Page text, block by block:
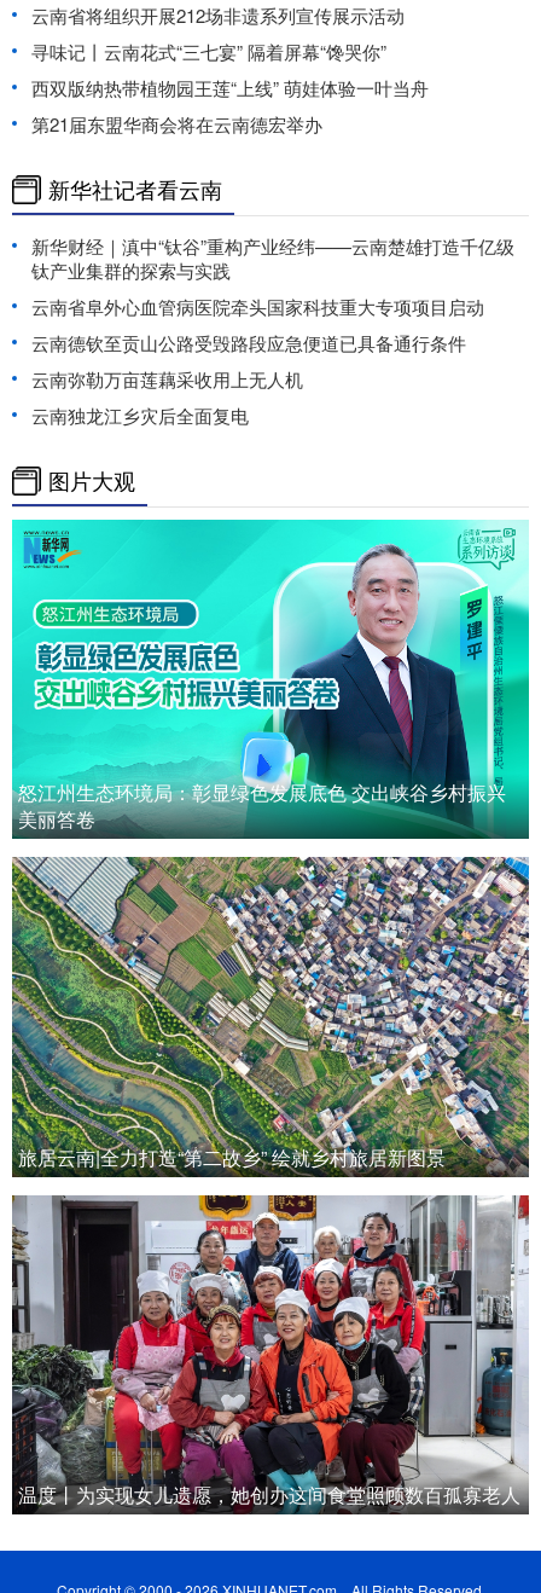
云南省将组织开展212场非遗系列宣传展示活动
寻味记丨云南花式“三七宴” 隔着屏幕“馋哭你”
西双版纳热带植物园王莲“上线” 萌娃体验一叶当舟
第21届东盟华商会将在云南德宏举办
新华社记者看云南
新华财经｜滇中“钛谷”重构产业经纬——云南楚雄打造千亿级
钛产业集群的探索与实践
云南省阜外心血管病医院牵头国家科技重大专项项目启动
云南德钦至贡山公路受毁路段应急便道已具备通行条件
云南弥勒万亩莲藕采收用上无人机
云南独龙江乡灾后全面复电
图片大观
怒江州生态环境局：彰显绿色发展底色 交出峡谷乡村振兴
美丽答卷
旅居云南|全力打造“第二故乡” 绘就乡村旅居新图景
温度丨为实现女儿遗愿，她创办这间食堂照顾数百孤寡老人